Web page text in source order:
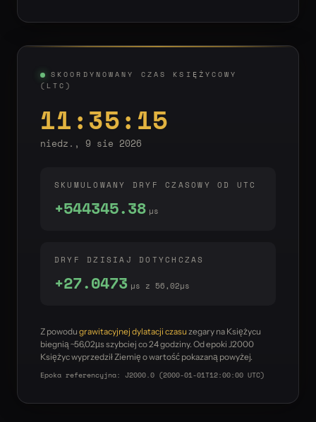
SKOORDYNOWANY CZAS KSIĘŻYCOWY
(LTC)
11:35:15
niedz., 9 sie 2026
SKUMULOWANY DRYF CZASOWY OD UTC
+544345.38 µs
DRYF DZISIAJ DOTYCHCZAS
+27.0473 µs z 56,02µs
Z powodu grawitacyjnej dylatacji czasu zegary na Księżycu
biegnią ~56,02µs szybciej co 24 godziny. Od epoki J2000
Księżyc wyprzedził Ziemię o wartość pokazaną powyżej.
Epoka referencyjna: J2000.0 (2000-01-01T12:00:00 UTC)